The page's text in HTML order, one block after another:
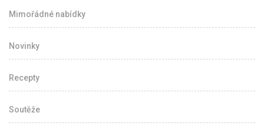
Mimořádné nabídky
Novinky
Recepty
Soutěže